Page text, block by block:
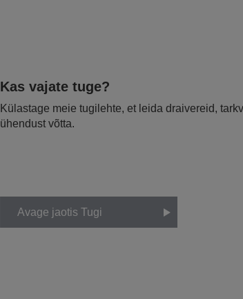
Kas vajate tuge?
Külastage meie tugilehte, et leida draivereid,
ühendust võtta.
Avage jaotis Tugi